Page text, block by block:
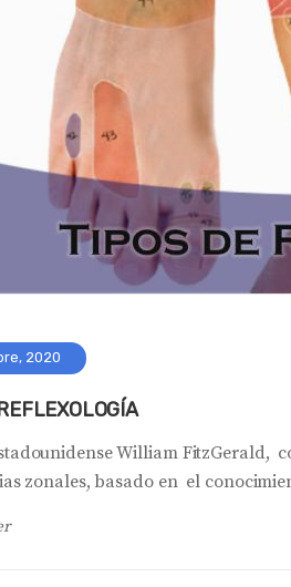
2020
William FitzGerald,
zonales, basado en el